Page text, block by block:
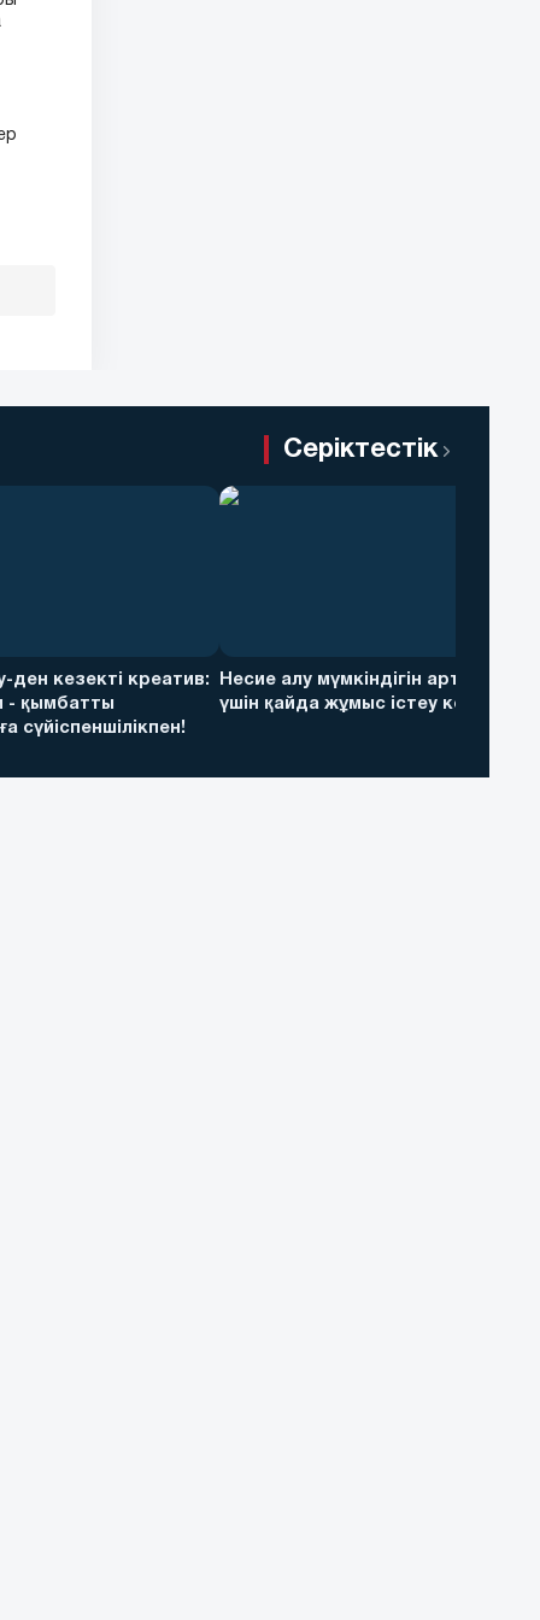
Серіктестік
ден кезекті креатив:
- қымбатты
сүйіспеншілікпен!
Несие алу мүмкіндігін арттыру
үшін қайда жұмыс істеу керек